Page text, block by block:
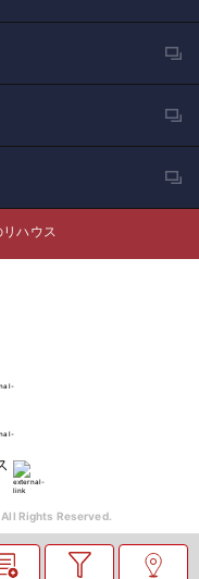
ハウス
All Rights Reserved.